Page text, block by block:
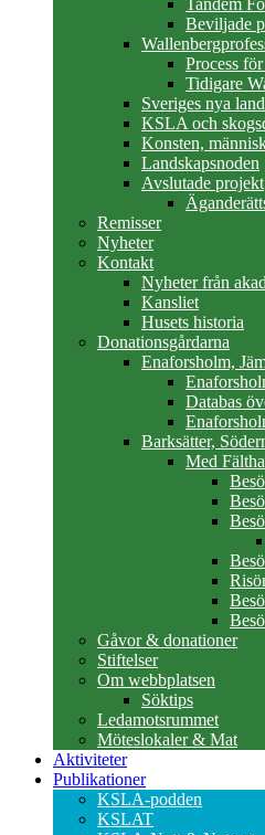
Tandem
Beviljade
Process
Tidigare
Sveriges nya
KSLA och
Konsten,
Landskapsnoden
Avslutade projekt
Remisser
Nyheter
Kontakt
Nyheter från
Kansliet
Husets historia
Donationsgårdarna
Enaforsholm,
Databas
Barksätter,
Med
Gåvor & donationer
Stiftelser
Om webbplatsen
Söktips
Ledamotsrummet
Möteslokaler & Mat
Aktiviteter
Publikationer
KSLA-podden
KSLAT